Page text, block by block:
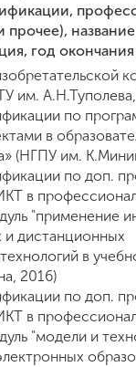
прочее),
год
им.
по
в
(НГПУ им.
по доп.
в
"применение
и дистанционных
в
2016)
по доп.
в
"модели и